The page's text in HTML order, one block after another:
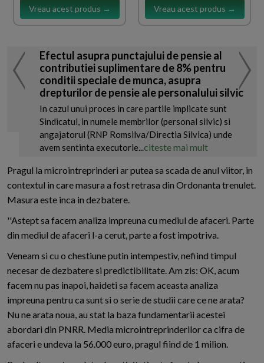
Vreau acest produs → Vreau acest produs →
Efectul asupra punctajului de pensie al
contributiei suplimentare de 8% pentru
conditii speciale de munca, asupra
drepturilor de pensie ale personalului silvic
In cazul unui proces in care partile implicate sunt
Sindicatul, in numele membrilor (personal silvic) si
angajatorul (RNP Romsilva/Directia Silvica) unde
avem sentinta executorie...citeste mai mult
Pragul la microintreprinderi ar putea sa scada de anul viitor, in
contextul in care masura a fost retrasa din Ordonanta trenulet.
Masura este inca in dezbatere.
''Astept sa facem analiza impreuna cu mediul de afaceri. Parte
din mediul de afaceri l-a cerut, parte a fost impotriva.
Veneam si cu o chestiune putin intempestiv, nefiind timpul
necesar de dezbatere si predictibilitate. Am zis: OK, acum
facem nu pas inapoi, haideti sa facem aceasta analiza
impreuna pentru ca sunt si o serie de studii care ce ne arata?
Nu ne arata noua, au stat la baza fundamentarii acestei
abordari din PNRR. Media microintreprinderilor ca cifra de
afaceri e undeva la 56.000 euro, pragul fiind de 1 milion.